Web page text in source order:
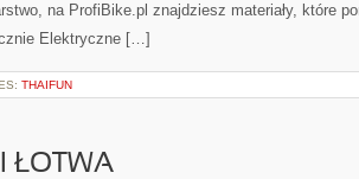
na ProfiBike.pl znajdziesz materiały, które
Elektryczne […]
THAIFUN
I ŁOTWA